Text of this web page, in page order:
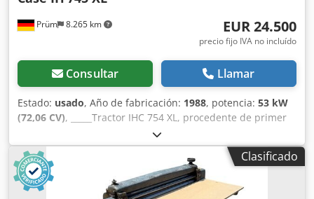
Prüm 8.265 km EUR 24.500
precio fijo IVA no incluído
Consultar Llamar
Estado: usado, Año de fabricación: 1988, potencia: 53 kW
(72,06 CV), _____Tractor IHC 754 XL, procedente de primer
propietario, en óptimas condiciones. Horas de
funcionamiento: aproximadamente 8600. Año de
fabricación: 1988. Elevador delantero. Toma de fuerza
delantera. Transmisión de 30 km/h. Precio: 24.500,00
euros, sin IVA. Ubicación: null. Dksdszdmutjpfx Ahujr
Clasificado